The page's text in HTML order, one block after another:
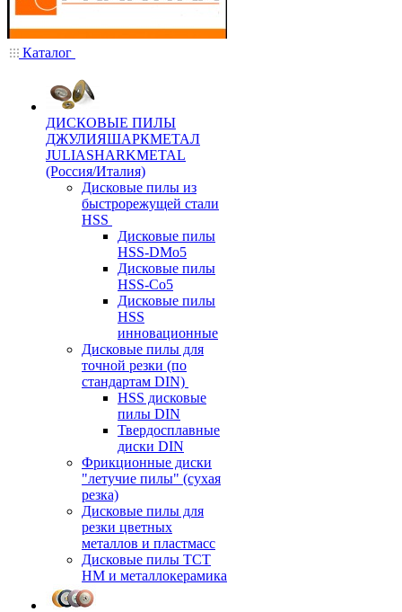
Каталог
ДИСКОВЫЕ ПИЛЫ
ДЖУЛИЯШАРКМЕТАЛ
JULIASHARKMETAL
(Россия/Италия)
Дисковые пилы из
быстрорежущей стали
HSS
Дисковые пилы
HSS-DMo5
Дисковые пилы
HSS-Co5
Дисковые пилы
HSS
инновационные
Дисковые пилы для
точной резки (по
стандартам DIN)
HSS дисковые
пилы DIN
Твердосплавные
диски DIN
Фрикционные диски
"летучие пилы" (сухая
резка)
Дисковые пилы для
резки цветных
металлов и пластмасс
Дисковые пилы ТСТ
НМ и металлокерамика